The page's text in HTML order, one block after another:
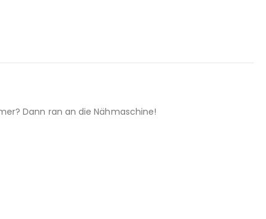
Dann ran an die Nähmaschine!